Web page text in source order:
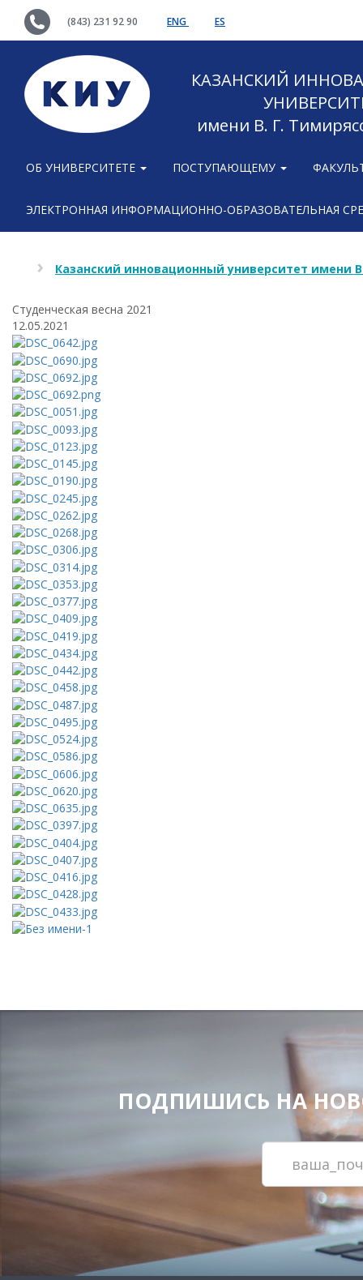
(843) 231 92 90 ENG ES
КАЗАНСКИЙ
имени В. Г.
ОБ УНИВЕРСИТЕТЕ ПОСТУПАЮЩЕМУ
ЭЛЕКТРОННАЯ ИНФОРМАЦИОННО-ОБРАЗОВАТЕЛЬНАЯ
Казанский инновационный университет имени
Cтуденческая весна 2021
12.05.2021
ПОДПИШИСЬ НА